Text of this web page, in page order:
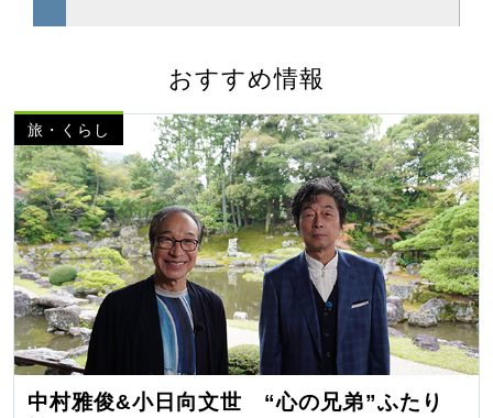
おすすめ情報
旅・くらし
中村雅俊&小日向文世 “心の兄弟”ふたり